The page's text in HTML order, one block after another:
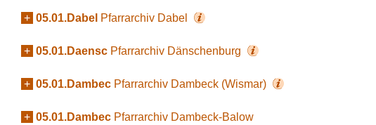
+ 05.01.Dabel Pfarrarchiv Dabel
+ 05.01.Daensc Pfarrarchiv Dänschenburg
+ 05.01.Dambec Pfarrarchiv Dambeck (Wismar)
+ 05.01.Dambec Pfarrarchiv Dambeck-Balow